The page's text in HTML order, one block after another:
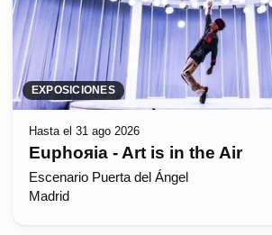
EXPOSICIONES
Hasta el 31 ago 2026
Euphoяia - Art is in the Air
Escenario Puerta del Ángel
Madrid